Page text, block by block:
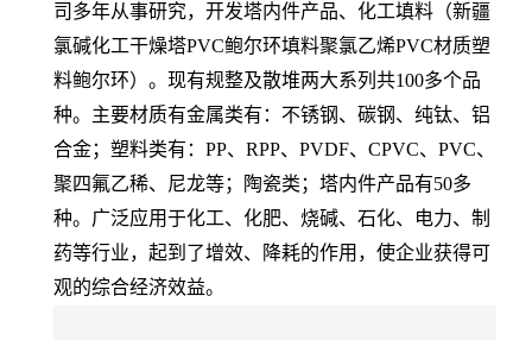
司多年从事研究，开发塔内件产品、化工填料（新疆
氯碱化工干燥塔PVC鲍尔环填料聚氯乙烯PVC材质塑
料鲍尔环）。现有规整及散堆两大系列共100多个品
种。主要材质有金属类有：不锈钢、碳钢、纯钛、铝
合金；塑料类有：PP、RPP、PVDF、CPVC、PVC、
聚四氟乙稀、尼龙等；陶瓷类；塔内件产品有50多
种。广泛应用于化工、化肥、烧碱、石化、电力、制
药等行业，起到了增效、降耗的作用，使企业获得可
观的综合经济效益。